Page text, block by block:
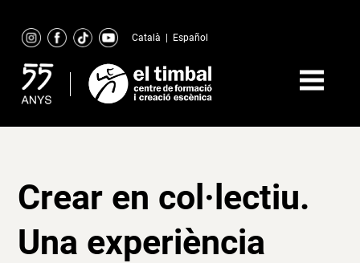
content
Català Español
Crear en col·lectiu.
Una experiència